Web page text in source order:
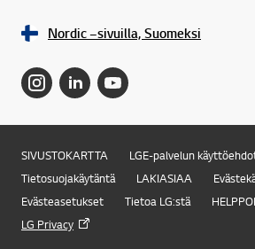
Nordic –sivuilla, Suomeksi
SIVUSTOKARTTA
LGE-palvelun
Tietosuojakäytäntä
LAKIASIAA
Evästeasetukset
Tietoa LG:stä
LG Privacy